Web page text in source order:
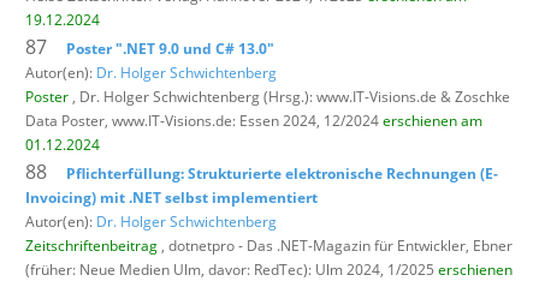
19.12.2024
87
Poster ".NET 9.0 und C# 13.0"
Autor(en): Dr. Holger Schwichtenberg
Poster , Dr. Holger Schwichtenberg (Hrsg.): www.IT-Visions.de & Zoschke
Data Poster, www.IT-Visions.de: Essen 2024, 12/2024erschienen am
01.12.2024
88
Pflichterfüllung: Strukturierte elektronische Rechnungen (E-
Invoicing) mit .NET selbst implementiert
Autor(en): Dr. Holger Schwichtenberg
Zeitschriftenbeitrag , dotnetpro - Das .NET-Magazin für Entwickler, Ebner
(früher: Neue Medien Ulm, davor: RedTec): Ulm 2024, 1/2025 erschienen